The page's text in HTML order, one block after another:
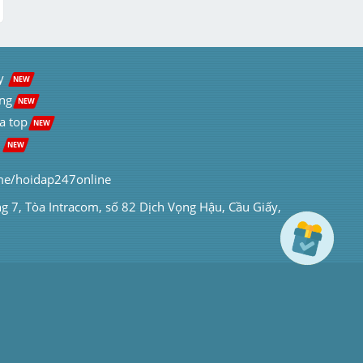
NEW
NEW
top NEW
NEW
hoidap247online
7, Tòa Intracom, số 82 Dịch Vọng Hậu, Cầu Giấy,